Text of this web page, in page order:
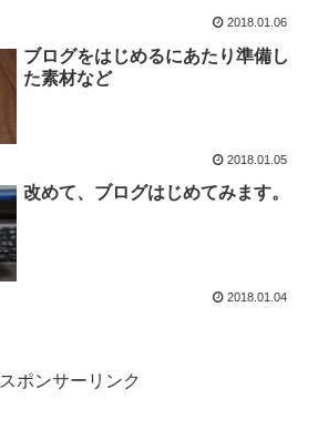
2018.01.06
ブログをはじめるにあたり準備し
た素材など
2018.01.05
改めて、ブログはじめてみます。
2018.01.04
スポンサーリンク